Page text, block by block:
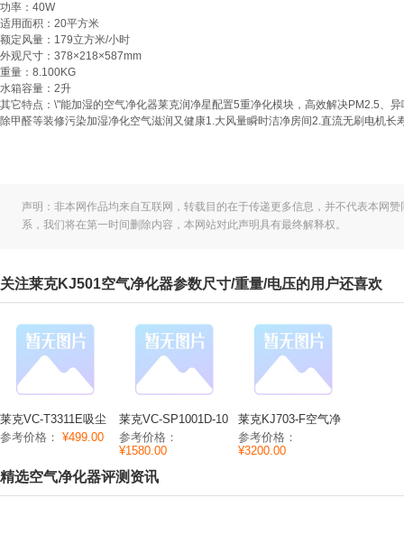
功率： 40W
适用面积： 20平方米
额定风量： 179立方米/小时
外观尺寸： 378×218×587mm
重量： 8.100KG
水箱容量： 2升
其它特点： \"能加湿的空气净化器莱克润净星配置5重净化模块，高效解决PM2.5、
除甲醛等装修污染加湿净化空气滋润又健康1.大风量瞬时洁净房间2.直流无刷电机长
声明：非本网作品均来自互联网，转载目的在于传递更多信息，并不代表本网
系，我们将在第一时间删除内容，本网站对此声明具有最终解释权。
关注莱克KJ501空气净化器参数尺寸/重量/电压的用户还喜欢
莱克VC-T3311E吸尘
器参数噪音/容量/重
量
参考价格： ¥499.00
莱克VC-SP1001D-10
吸尘器参数容量/重
量/电流
参考价格：
¥1580.00
莱克KJ703-F空气净
化器参数功率/尺寸/
重量
参考价格：
¥3200.00
精选空气净化器评测资讯